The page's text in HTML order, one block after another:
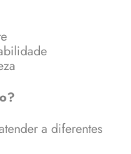
a diferentes